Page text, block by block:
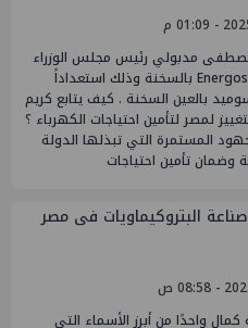
مصطفى مدبولي رئيس مجلس الوزراء
مركب التغييز Energos Power بالسخنة وذلك استعداداً
بالعين السخنة . كيف يتابع كريم
لمصر لتأمين احتياجات الكهرباء ؟
المستمرة التي تبذلها الدولة
وضمان تأمين احتياجات
البتروكيماويات فى مصر
واحدًا من أبرز الأسماء التي